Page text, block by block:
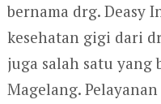
bernama drg. Deasy
kesehatan gigi dari
juga salah satu yang
Magelang.